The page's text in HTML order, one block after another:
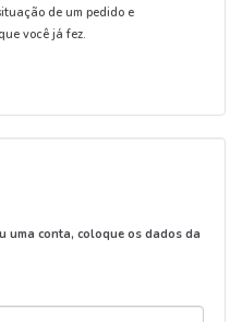
de um pedido e
você já fez.
uma conta, coloque os dados da